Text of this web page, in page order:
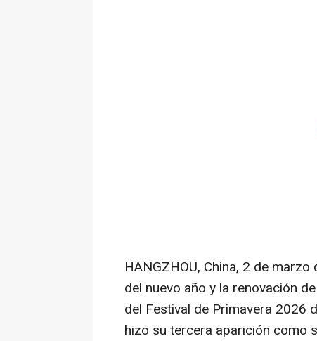
HANGZHOU, China, 2 de marzo
del nuevo año y la renovación
del Festival de Primavera 2026
hizo su tercera aparición como